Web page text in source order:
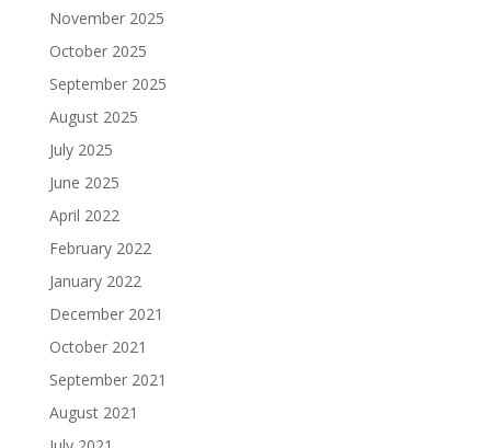
November 2025
October 2025
September 2025
August 2025
July 2025
June 2025
April 2022
February 2022
January 2022
December 2021
October 2021
September 2021
August 2021